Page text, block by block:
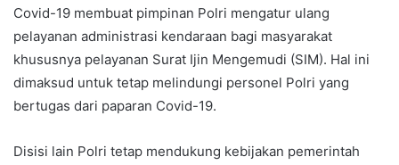
Covid-19 membuat pimpinan Polri mengatur ulang
pelayanan administrasi kendaraan bagi masyarakat
khususnya pelayanan Surat Ijin Mengemudi (SIM). Hal ini
dimaksud untuk tetap melindungi personel Polri yang
bertugas dari paparan Covid-19.
Disisi lain Polri tetap mendukung kebijakan pemerintah